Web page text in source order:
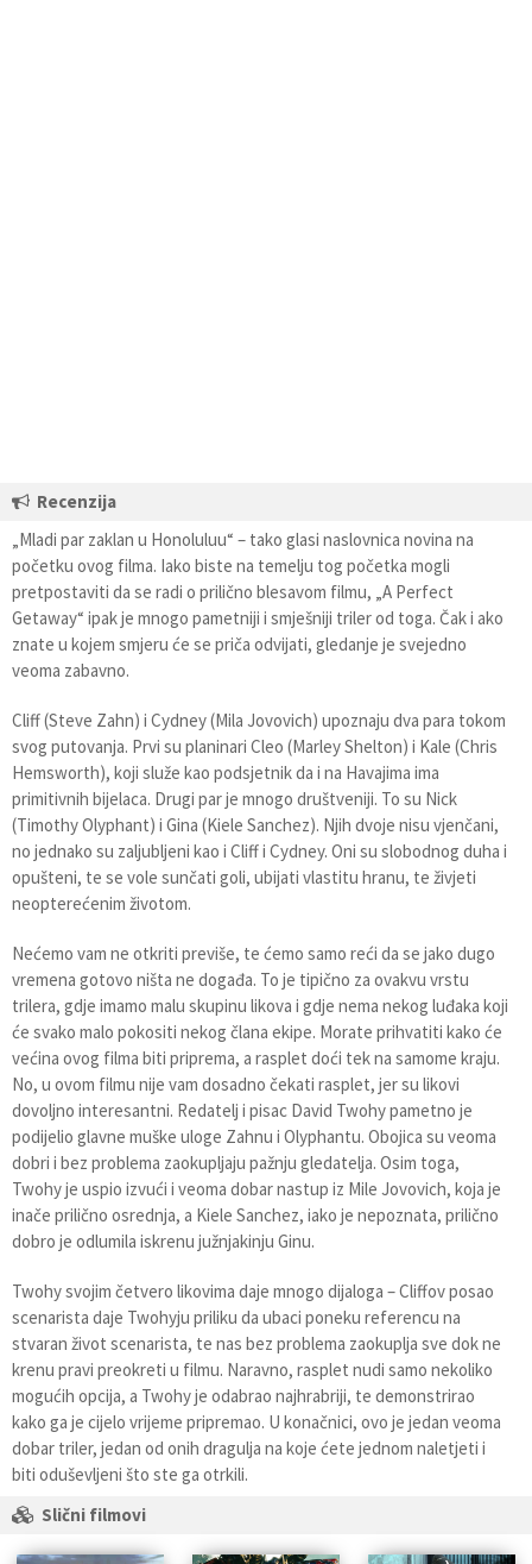
Recenzija
„Mladi par zaklan u Honoluluu“ – tako glasi naslovnica novina na
početku ovog filma. Iako biste na temelju tog početka mogli
pretpostaviti da se radi o prilično blesavom filmu, „A Perfect
Getaway“ ipak je mnogo pametniji i smješniji triler od toga. Čak i ako
znate u kojem smjeru će se priča odvijati, gledanje je svejedno
veoma zabavno.
Cliff (Steve Zahn) i Cydney (Mila Jovovich) upoznaju dva para tokom
svog putovanja. Prvi su planinari Cleo (Marley Shelton) i Kale (Chris
Hemsworth), koji služe kao podsjetnik da i na Havajima ima
primitivnih bijelaca. Drugi par je mnogo društveniji. To su Nick
(Timothy Olyphant) i Gina (Kiele Sanchez). Njih dvoje nisu vjenčani,
no jednako su zaljubljeni kao i Cliff i Cydney. Oni su slobodnog duha i
opušteni, te se vole sunčati goli, ubijati vlastitu hranu, te živjeti
neopterećenim životom.
Nećemo vam ne otkriti previše, te ćemo samo reći da se jako dugo
vremena gotovo ništa ne događa. To je tipično za ovakvu vrstu
trilera, gdje imamo malu skupinu likova i gdje nema nekog luđaka koji
će svako malo pokositi nekog člana ekipe. Morate prihvatiti kako će
većina ovog filma biti priprema, a rasplet doći tek na samome kraju.
No, u ovom filmu nije vam dosadno čekati rasplet, jer su likovi
dovoljno interesantni. Redatelj i pisac David Twohy pametno je
podijelio glavne muške uloge Zahnu i Olyphantu. Obojica su veoma
dobri i bez problema zaokupljaju pažnju gledatelja. Osim toga,
Twohy je uspio izvući i veoma dobar nastup iz Mile Jovovich, koja je
inače prilično osrednja, a Kiele Sanchez, iako je nepoznata, prilično
dobro je odlumila iskrenu južnjakinju Ginu.
Twohy svojim četvero likovima daje mnogo dijaloga – Cliffov posao
scenarista daje Twohyju priliku da ubaci poneku referencu na
stvaran život scenarista, te nas bez problema zaokuplja sve dok ne
krenu pravi preokreti u filmu. Naravno, rasplet nudi samo nekoliko
mogućih opcija, a Twohy je odabrao najhrabriji, te demonstrirao
kako ga je cijelo vrijeme pripremao. U konačnici, ovo je jedan veoma
dobar triler, jedan od onih dragulja na koje ćete jednom naletjeti i
biti oduševljeni što ste ga otrkili.
Slični filmovi